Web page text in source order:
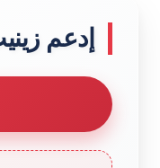
إدعم